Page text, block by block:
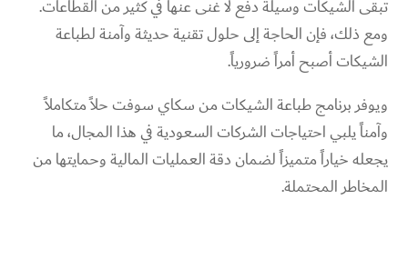
تبقى الشيكات وسيلة دفع لا غنى عنها في كثير من القطاعات.
ومع ذلك، فإن الحاجة إلى حلول تقنية حديثة وآمنة لطباعة
الشيكات أصبح أمراً ضرورياً.
ويوفر برنامج طباعة الشيكات من سكاي سوفت حلاً متكاملاً
وآمناً يلبي احتياجات الشركات السعودية في هذا المجال، ما
يجعله خياراً متميزاً لضمان دقة العمليات المالية وحمايتها من
المخاطر المحتملة.